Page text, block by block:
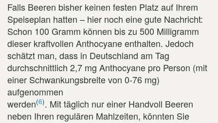
Falls Beeren bisher keinen festen Platz auf Ihrem
Speiseplan hatten – hier noch eine gute Nachricht:
Schon 100 Gramm können bis zu 500 Milligramm
dieser kraftvollen Anthocyane enthalten. Jedoch
schätzt man, dass in Deutschland am Tag
durchschnittlich 2,7 mg Anthocyane pro Person (mit
einer Schwankungsbreite von 0-76 mg)
aufgenommen
werden(6). Mit täglich nur einer Handvoll Beeren
neben Ihren regulären Mahlzeiten, könnten Sie